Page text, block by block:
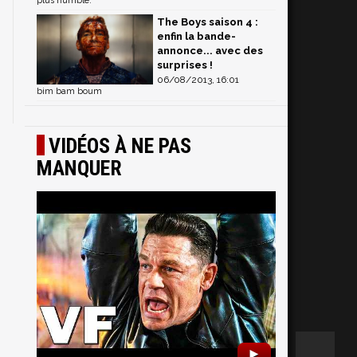
The Boys saison 4 :
enfin la bande-
annonce... avec des
surprises !
06/08/2013, 16:01
bim bam boum
VIDÉOS À NE PAS
MANQUER
►